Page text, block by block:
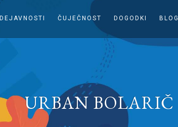
DEJAVNOSTI ČUJEČNOST DOGODKI BLOG
URBAN BOLARIČ